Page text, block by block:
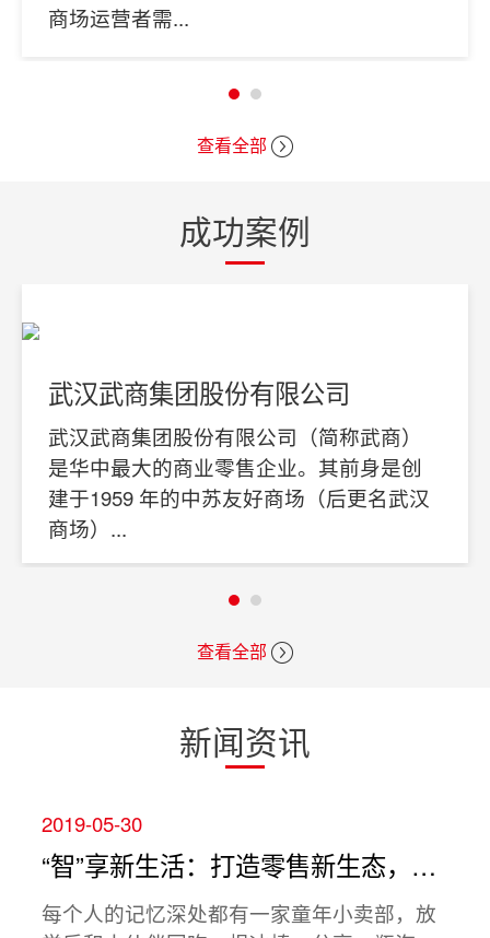
商场运营者需...
查看全部
成功案例
武汉武商集团股份有限公司
武汉武商集团股份有限公司（简称武商）
是华中最大的商业零售企业。其前身是创
建于1959 年的中苏友好商场（后更名武汉
商场）...
查看全部
新闻资讯
2019-05-30
“智”享新生活：打造零售新生态，创造生活新品质
每个人的记忆深处都有一家童年小卖部，放